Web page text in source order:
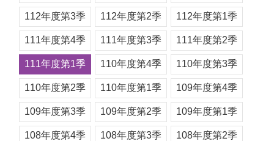
112年度第3季 112年度第2季 112年度第1季
111年度第4季 111年度第3季 111年度第2季
111年度第1季 110年度第4季 110年度第3季
110年度第2季 110年度第1季 109年度第4季
109年度第3季 109年度第2季 109年度第1季
108年度第4季 108年度第3季 108年度第2季